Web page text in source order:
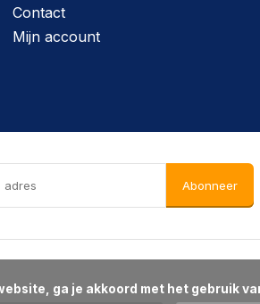
Contact
Mijn account
Abonneer